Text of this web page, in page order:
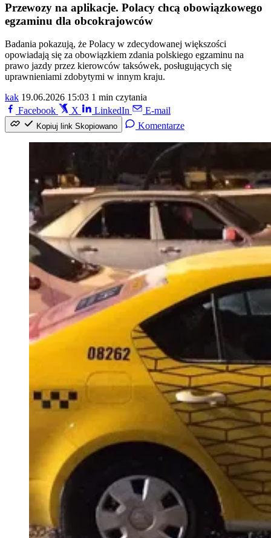
Przewozy na aplikacje. Polacy chcą obowiązkowego
egzaminu dla obcokrajowców
Badania pokazują, że Polacy w zdecydowanej większości
opowiadają się za obowiązkiem zdania polskiego egzaminu na
prawo jazdy przez kierowców taksówek, posługujących się
uprawnieniami zdobytymi w innym kraju.
kak 19.06.2026 15:03 1 min czytania
Facebook
X LinkedIn E-mail
Kopiuj link Skopiowano Komentarze